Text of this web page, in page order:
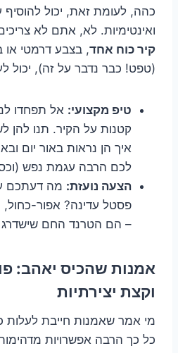
כהה, לעומת זאת, יכול
ואינטימיות. לא, אתם לא
קיר כוח אחד, בצבע דרמטי או
(טפט! כבר נדבר על זה), יכול
טיפ מקצועי: אל תפחדו
קטנות על הקיר. תנו להן
איך הן נראות באור יום
לכם הרבה עגמת נפש
הצעה נועזת: מה דעתכם
פסטל עדינה? אפור-כחול,
– הם הטרנד החם שישדרג
אמנות שהכיס יאהב:
וקצת יצירתיות
מי אמר שאמנות חייבת לעלות
כל כך הרבה אפשרויות מדהימות